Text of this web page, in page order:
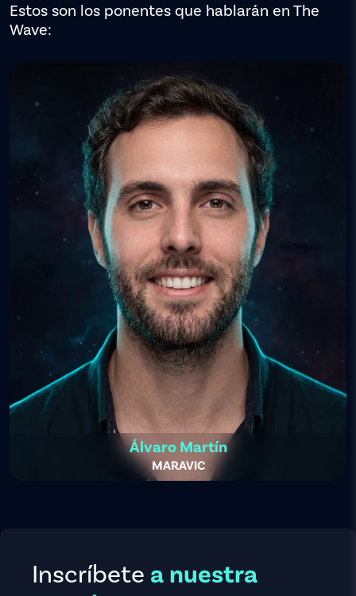
Estos son los ponentes que hablarán en The
Wave:
Álvaro Martín
MARAVIC
Inscríbete a nuestra